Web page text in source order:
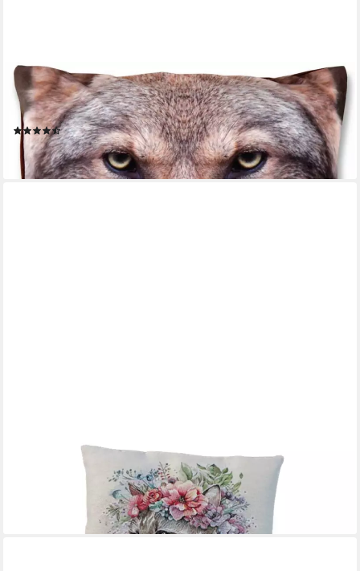
BESTLIVINGS
Kissenbezüge Dekokissen Hülle Samt, (1 Stück), Kissenhülle
(40x40 cm) mit Fotodruck - Reißverschluss Dekoration
(14)
ab 4,99 €
lieferbar - in 3-4 Werktagen bei dir
YVE! DECORATION
Kissenhülle Zierkissenhülle Fantasie, (1 Stück), Tiermotiv Katze,
Hund oder Rehkitz mit Blumen Größe ca. 45 x 45 cm
lieferbar - in 3-4 Werktagen bei dir